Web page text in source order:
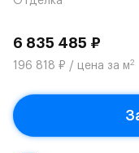
6 835 485 ₽
196 818 ₽ / цена за м2